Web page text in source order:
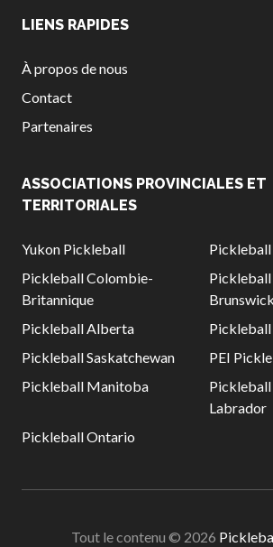
LIENS RAPIDES
À propos de nous
Contact
Partenaires
ASSOCIATIONS PROVINCIALES ET
TERRITORIALES
Yukon Pickleball
Pickleball Colombie-
Britannique
Brunswick
Pickleball Alberta
Pickleball Saskatchewan
PEI
Pickleball Manitoba
Labrador
Pickleball Ontario
Tout le contenu © 2026